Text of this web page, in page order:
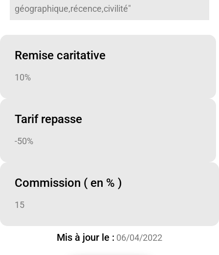
géographique,récence,civilité"
Remise caritative
10%
Tarif repasse
-50%
Commission ( en % )
15
Mis à jour le : 06/04/2022